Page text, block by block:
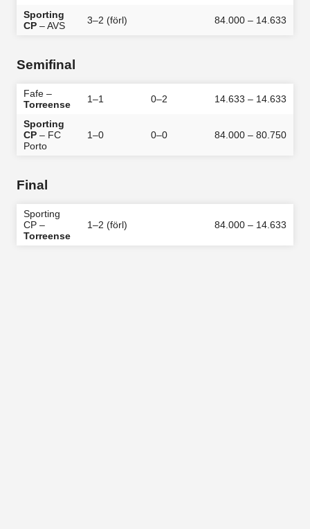
Sporting
CP – AVS 3–2 (förl) 84.000 – 14.633
Semifinal
Fafe –
Torreense
1–1 0–2 14.633 – 14.633
Sporting
CP – FC
Porto
1–0 0–0 84.000 – 80.750
Final
Sporting
CP –
Torreense
1–2 (förl) 84.000 – 14.633